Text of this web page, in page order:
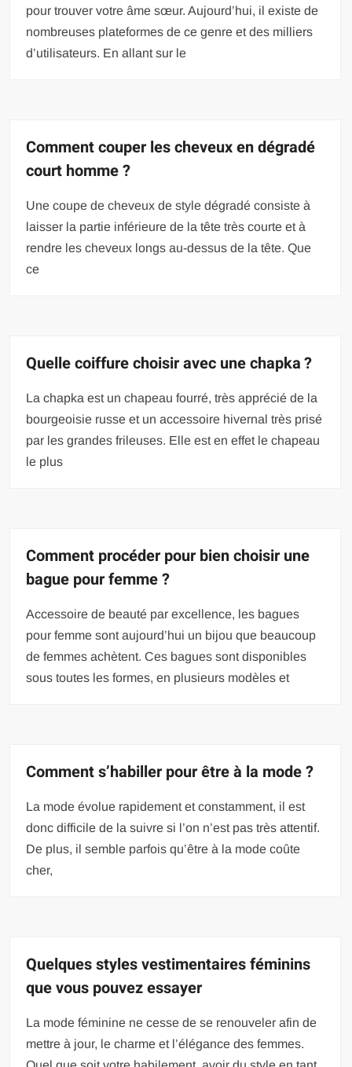
pour trouver votre âme sœur. Aujourd’hui, il existe de
nombreuses plateformes de ce genre et des milliers
d’utilisateurs. En allant sur le
Comment couper les cheveux en dégradé
court homme ?
Une coupe de cheveux de style dégradé consiste à
laisser la partie inférieure de la tête très courte et à
rendre les cheveux longs au-dessus de la tête. Que
ce
Quelle coiffure choisir avec une chapka ?
La chapka est un chapeau fourré, très apprécié de la
bourgeoisie russe et un accessoire hivernal très prisé
par les grandes frileuses. Elle est en effet le chapeau
le plus
Comment procéder pour bien choisir une
bague pour femme ?
Accessoire de beauté par excellence, les bagues
pour femme sont aujourd’hui un bijou que beaucoup
de femmes achètent. Ces bagues sont disponibles
sous toutes les formes, en plusieurs modèles et
Comment s’habiller pour être à la mode ?
La mode évolue rapidement et constamment, il est
donc difficile de la suivre si l’on n’est pas très attentif.
De plus, il semble parfois qu’être à la mode coûte
cher,
Quelques styles vestimentaires féminins
que vous pouvez essayer
La mode féminine ne cesse de se renouveler afin de
mettre à jour, le charme et l’élégance des femmes.